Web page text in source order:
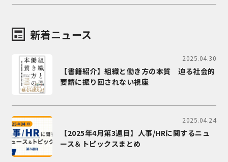
新着ニュース
2025.04.30
【書籍紹介】組織と働き方の本質 迫る社会的
要請に振り回されない視座
2025.04.24
【2025年4月第3週目】人事/HRに関するニュ
ース＆トピックスまとめ